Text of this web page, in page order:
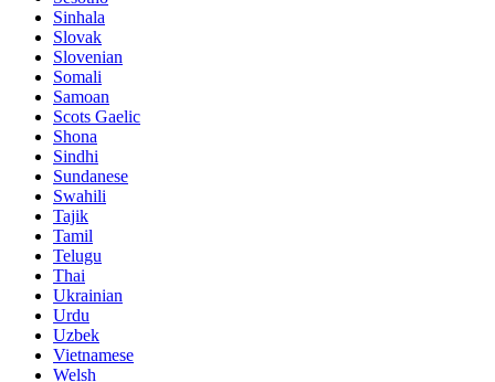
Sinhala
Slovak
Slovenian
Somali
Samoan
Scots Gaelic
Shona
Sindhi
Sundanese
Swahili
Tajik
Tamil
Telugu
Thai
Ukrainian
Urdu
Uzbek
Vietnamese
Welsh